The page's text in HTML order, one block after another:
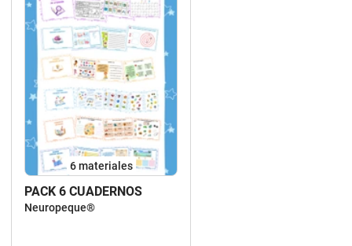
6 materiales
PACK 6 CUADERNOS
Neuropeque®